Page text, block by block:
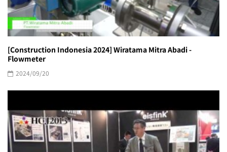
[Construction Indonesia 2024] Wiratama Mitra Abadi -
Flowmeter
2024/09/20